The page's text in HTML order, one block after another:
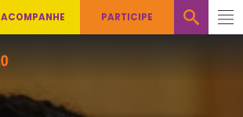
ACOMPANHE PARTICIPE